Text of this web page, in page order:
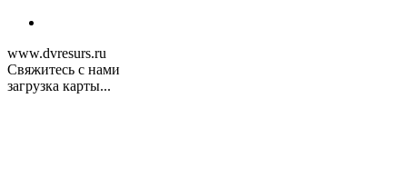
www.dvresurs.ru
Свяжитесь с нами
загрузка карты...